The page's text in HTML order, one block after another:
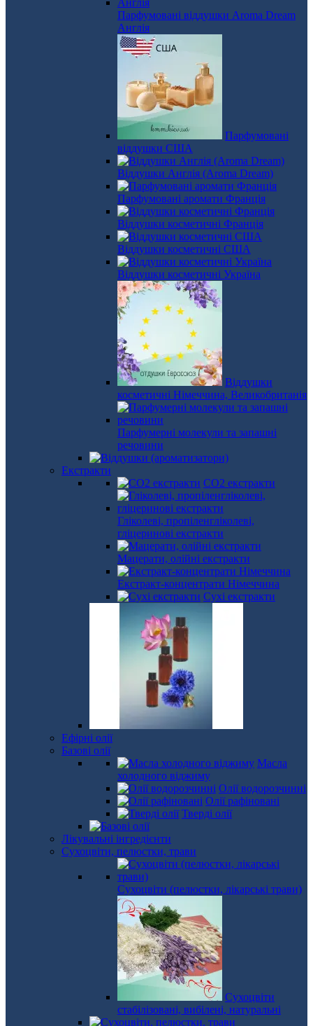
Парфумовані віддушки Aroma Dream
Англія
Парфумовані
віддушки США
Віддушки Англія (Aroma Dream)
Парфумовані аромати Франція
Віддушки косметичні Франція
Віддушки косметичні США
Віддушки косметичні Україна
Віддушки
косметичні Німеччина, Великобританія
Парфумерні молекули та запашні
речовини
Екстракти
СО2 екстракти
Гліколеві, пропіленгліколеві,
гліцеринові екстракти
Мацерати, олійні екстракти
Екстракт-концентрати Німеччина
Сухі екстракти
Ефірні олії
Базові олії
Масла
холодного віджиму
Олії водорозчинні
Олії рафіновані
Тверді олії
Лікувальні інгредієнти
Сухоцвіти, пелюстки, трави
Сухоцвіти (пелюстки, лікарські трави)
Сухоцвіти
стабілізовані, вибілені, натуральні